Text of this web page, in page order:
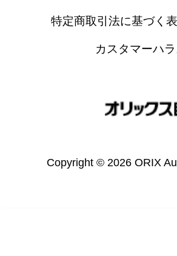
特定商取引法に基づく
カスタマーハ
Copyright © 2026 ORIX